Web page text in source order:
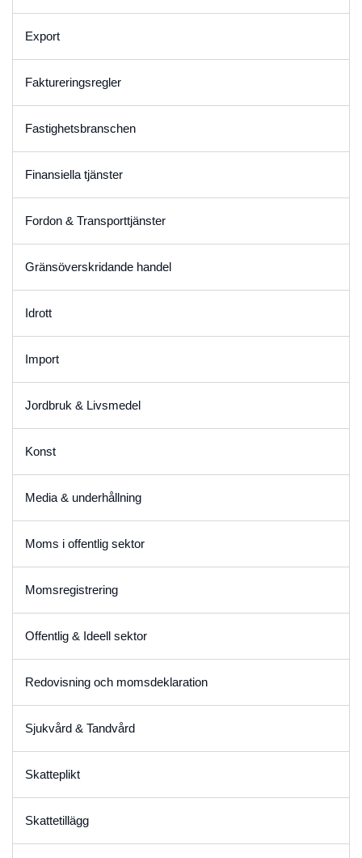
Export
Faktureringsregler
Fastighetsbranschen
Finansiella tjänster
Fordon & Transporttjänster
Gränsöverskridande handel
Idrott
Import
Jordbruk & Livsmedel
Konst
Media & underhållning
Moms i offentlig sektor
Momsregistrering
Offentlig & Ideell sektor
Redovisning och momsdeklaration
Sjukvård & Tandvård
Skatteplikt
Skattetillägg